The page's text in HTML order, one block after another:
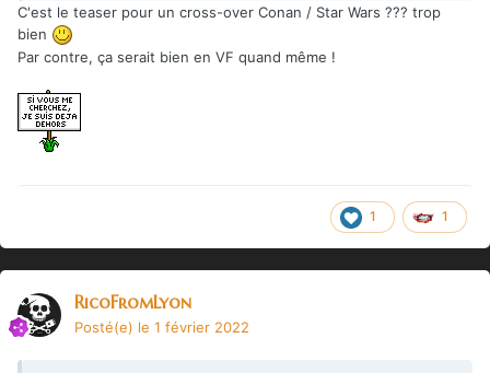
C'est le teaser pour un cross-over Conan / Star Wars ??? trop
bien
Par contre, ça serait bien en VF quand même !
1 1
RicoFromLyon
Posté(e) le 1 février 2022